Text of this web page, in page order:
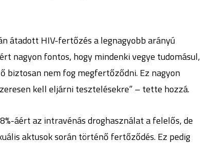
átadott HIV-fertőzés a legnagyobb arányú
nagyon fontos, hogy mindenki vegye tudomásul,
biztosan nem fog megfertőződni. Ez nagyon
kell eljárni tesztelésekre” – tette hozzá.
áért az intravénás droghasználat a felelős, de
aktusok során történő fertőződés. Ez pedig